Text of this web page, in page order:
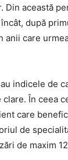
această
după
anii care
indicele de
În ceea
care
de
de maxim